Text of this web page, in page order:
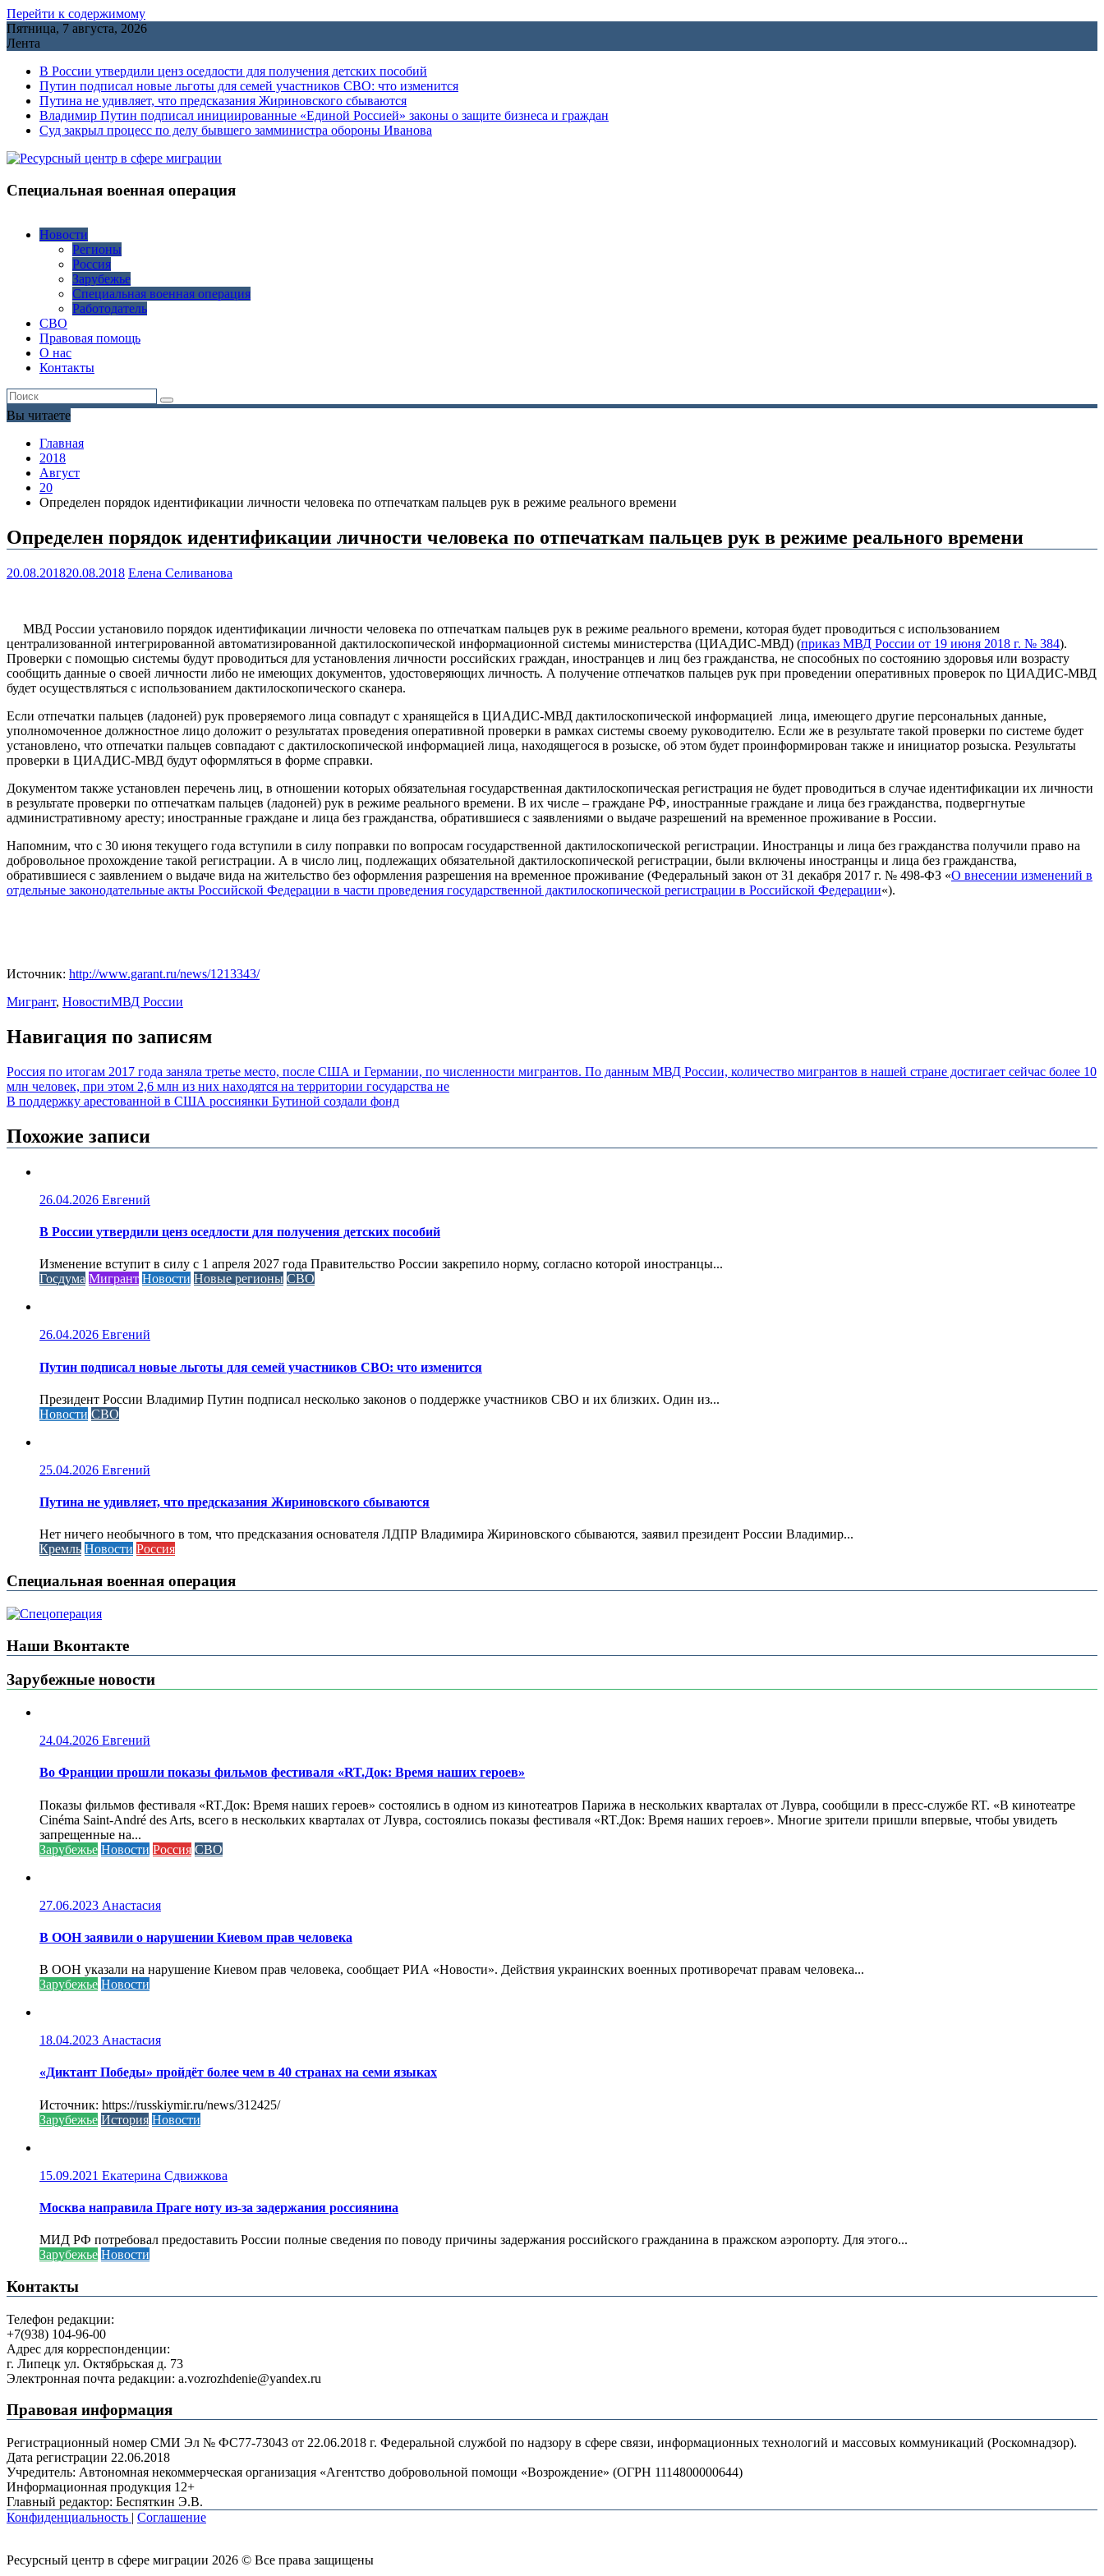
Перейти к содержимому
Пятница, 7 августа, 2026
Лента
В России утвердили ценз оседлости для получения детских пособий
Путин подписал новые льготы для семей участников СВО: что изменится
Путина не удивляет, что предсказания Жириновского сбываются
Владимир Путин подписал инициированные «Единой Россией» законы о защите бизнеса и граждан
Cуд закрыл процесс по делу бывшего замминистра обороны Иванова
Специальная военная операция
Новости
Регионы
Россия
Зарубежье
Специальная военная операция
Работодатель
СВО
Правовая помощь
О нас
Контакты
Вы читаете
Главная
2018
Август
20
Определен порядок идентификации личности человека по отпечаткам пальцев рук в режиме реального времени
Определен порядок идентификации личности человека по отпечаткам пальцев рук в режиме реального времени
20.08.201820.08.2018 Елена Селиванова
МВД России установило порядок идентификации личности человека по отпечаткам пальцев рук в режиме реального времени, которая будет проводиться с использованием
централизованной интегрированной автоматизированной дактилоскопической информационной системы министерства (ЦИАДИС-МВД) (приказ МВД России от 19 июня 2018 г. № 384).
Проверки с помощью системы будут проводиться для установления личности российских граждан, иностранцев и лиц без гражданства, не способных по состоянию здоровья или возрасту
сообщить данные о своей личности либо не имеющих документов, удостоверяющих личность. А получение отпечатков пальцев рук при проведении оперативных проверок по ЦИАДИС-МВД
будет осуществляться с использованием дактилоскопического сканера.
Если отпечатки пальцев (ладоней) рук проверяемого лица совпадут с хранящейся в ЦИАДИС-МВД дактилоскопической информацией лица, имеющего другие персональных данные,
уполномоченное должностное лицо доложит о результатах проведения оперативной проверки в рамках системы своему руководителю. Если же в результате такой проверки по системе будет
установлено, что отпечатки пальцев совпадают с дактилоскопической информацией лица, находящегося в розыске, об этом будет проинформирован также и инициатор розыска. Результаты
проверки в ЦИАДИС-МВД будут оформляться в форме справки.
Документом также установлен перечень лиц, в отношении которых обязательная государственная дактилоскопическая регистрация не будет проводиться в случае идентификации их личности
в результате проверки по отпечаткам пальцев (ладоней) рук в режиме реального времени. В их числе – граждане РФ, иностранные граждане и лица без гражданства, подвергнутые
административному аресту; иностранные граждане и лица без гражданства, обратившиеся с заявлениями о выдаче разрешений на временное проживание в России.
Напомним, что с 30 июня текущего года вступили в силу поправки по вопросам государственной дактилоскопической регистрации. Иностранцы и лица без гражданства получили право на
добровольное прохождение такой регистрации. А в число лиц, подлежащих обязательной дактилоскопической регистрации, были включены иностранцы и лица без гражданства,
обратившиеся с заявлением о выдаче вида на жительство без оформления разрешения на временное проживание (Федеральный закон от 31 декабря 2017 г. № 498-ФЗ «О внесении изменений в
отдельные законодательные акты Российской Федерации в части проведения государственной дактилоскопической регистрации в Российской Федерации«).
Источник: http://www.garant.ru/news/1213343/
Мигрант, НовостиМВД России
Навигация по записям
Россия по итогам 2017 года заняла третье место, после США и Германии, по численности мигрантов. По данным МВД России, количество мигрантов в нашей стране достигает сейчас более 10
млн человек, при этом 2,6 млн из них находятся на территории государства не
В поддержку арестованной в США россиянки Бутиной создали фонд
Похожие записи
26.04.2026 Евгений
В России утвердили ценз оседлости для получения детских пособий
Изменение вступит в силу с 1 апреля 2027 года Правительство России закрепило норму, согласно которой иностранцы...
Госдума Мигрант Новости Новые регионы СВО
26.04.2026 Евгений
Путин подписал новые льготы для семей участников СВО: что изменится
Президент России Владимир Путин подписал несколько законов о поддержке участников СВО и их близких. Один из...
Новости СВО
25.04.2026 Евгений
Путина не удивляет, что предсказания Жириновского сбываются
Нет ничего необычного в том, что предсказания основателя ЛДПР Владимира Жириновского сбываются, заявил президент России Владимир...
Кремль Новости Россия
Специальная военная операция
Наши Вконтакте
Зарубежные новости
24.04.2026 Евгений
Во Франции прошли показы фильмов фестиваля «RT.Док: Время наших героев»
Показы фильмов фестиваля «RT.Док: Время наших героев» состоялись в одном из кинотеатров Парижа в нескольких кварталах от Лувра, сообщили в пресс-службе RT. «В кинотеатре
Cinéma Saint-André des Arts, всего в нескольких кварталах от Лувра, состоялись показы фестиваля «RT.Док: Время наших героев». Многие зрители пришли впервые, чтобы увидеть
запрещенные на...
Зарубежье Новости Россия СВО
27.06.2023 Анастасия
В ООН заявили о нарушении Киевом прав человека
В ООН указали на нарушение Киевом прав человека, сообщает РИА «Новости». Действия украинских военных противоречат правам человека...
Зарубежье Новости
18.04.2023 Анастасия
«Диктант Победы» пройдёт более чем в 40 странах на семи языках
Источник: https://russkiymir.ru/news/312425/
Зарубежье История Новости
15.09.2021 Екатерина Сдвижкова
Москва направила Праге ноту из-за задержания россиянина
МИД РФ потребовал предоставить России полные сведения по поводу причины задержания российского гражданина в пражском аэропорту. Для этого...
Зарубежье Новости
Контакты
Телефон редакции:
+7(938) 104-96-00
Адрес для корреспонденции:
г. Липецк ул. Октябрьская д. 73
Электронная почта редакции: a.vozrozhdenie@yandex.ru
Правовая информация
Регистрационный номер СМИ Эл № ФС77-73043 от 22.06.2018 г. Федеральной службой по надзору в сфере связи, информационных технологий и массовых коммуникаций (Роскомнадзор).
Дата регистрации 22.06.2018
Учредитель: Автономная некоммерческая организация «Агентство добровольной помощи «Возрождение» (ОГРН 1114800000644)
Информационная продукция 12+
Главный редактор: Беспяткин Э.В.
Конфиденциальность | Соглашение
Ресурсный центр в сфере миграции 2026 © Все права защищены